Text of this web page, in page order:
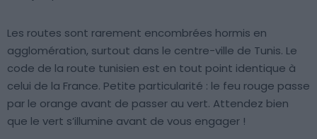
Les routes sont rarement encombrées hormis en
agglomération, surtout dans le centre-ville de Tunis. Le
code de la route tunisien est en tout point identique à
celui de la France. Petite particularité : le feu rouge passe
par le orange avant de passer au vert. Attendez bien
que le vert s’illumine avant de vous engager !